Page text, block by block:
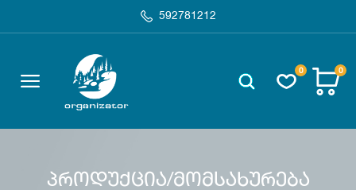
592781212
0 0
პროდუქცია/მომსახურება